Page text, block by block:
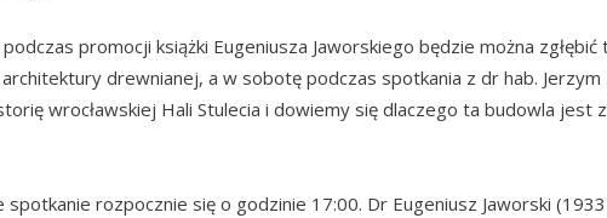
promocji książki Eugeniusza Jaworskiego będzie można zgłębić
drewnianej, a w sobotę podczas spotkania z dr hab. Jerzym
wrocławskiej Hali Stulecia i dowiemy się dlaczego ta budowla jest
spotkanie rozpocznie się o godzinie 17:00. Dr Eugeniusz Jaworski